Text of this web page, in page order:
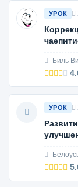
УРОК
Биль
УРОК